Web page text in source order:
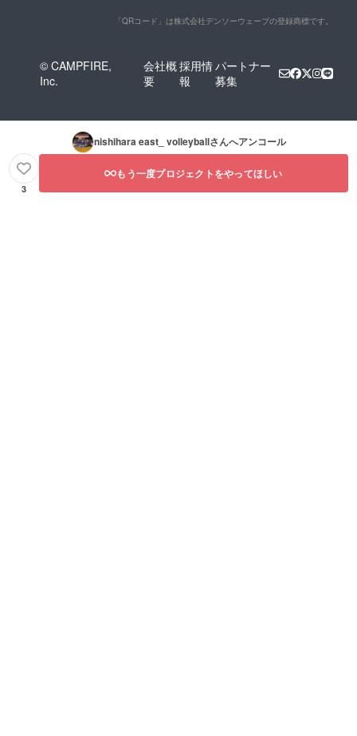
「QRコード」は株式会社デンソーウェーブの登録商標です。
© CAMPFIRE,
Inc.
会社概
要
採用情
報
パートナー
募集
nishihara east_ volleyballさんへアンコール
3
もう一度プロジェクトをやってほしい